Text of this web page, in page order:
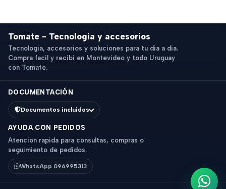
Tomate - Tecnologia y accesorios
Tecnologia, accesorios y soluciones para tu dia a dia.
Compra facil y recibi en Montevideo y todo Uruguay
con Tomate.
DOCUMENTACIÓN
Documentos incluidos
AYUDA CON PEDIDOS
Atencion rapida para consultas, compras o
seguimiento de pedidos.
WhatsApp 096995313